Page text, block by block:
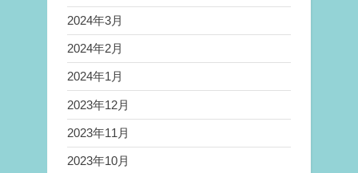
2024年3月
2024年2月
2024年1月
2023年12月
2023年11月
2023年10月